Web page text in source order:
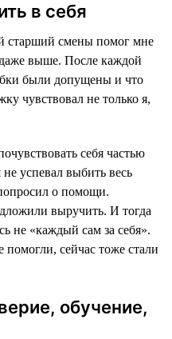
в себя
старший смены помог мне
выше. После каждой
были допущены и что
чувствовал не только я,
себя частью
успевал выбить весь
о помощи.
выручить. И тогда
не «каждый сам за себя».
помогли, сейчас тоже стали
обучение,